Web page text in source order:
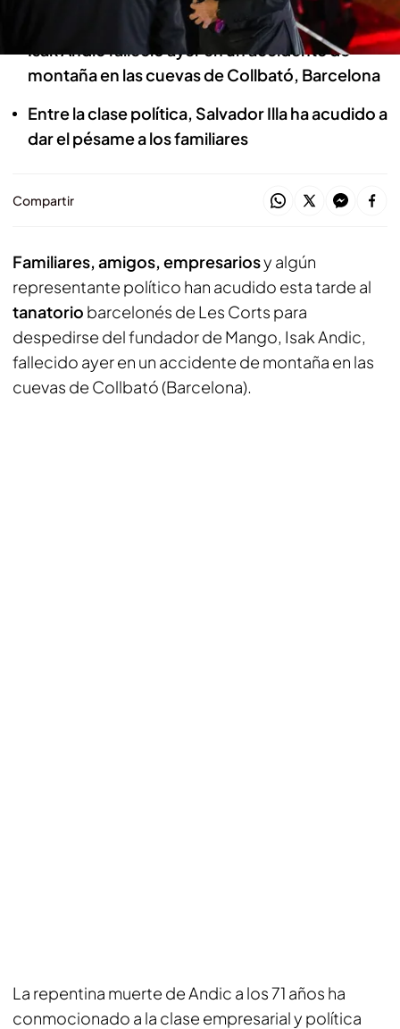
despedir a Isak Andic
Isak Andic falleció ayer en un accidente de
montaña en las cuevas de Collbató, Barcelona
Entre la clase política, Salvador Illa ha acudido a
dar el pésame a los familiares
Compartir
Familiares, amigos, empresariosy algún
representante político han acudido esta tarde al
tanatorio barcelonés de Les Corts para
despedirse del fundador de Mango, Isak Andic,
fallecido ayer en un accidente de montaña en las
cuevas de Collbató (Barcelona).
La repentina muerte de Andic a los 71 años ha
conmocionado a la clase empresarial y política